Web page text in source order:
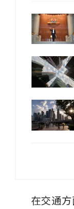
在交通